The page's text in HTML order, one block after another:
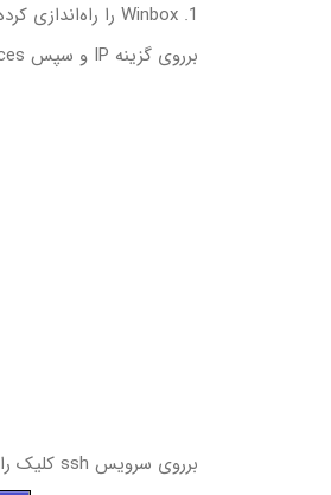
1. Winbox را راه‌اندازی کرده و به روتر متصل شوید.
برروی گزینه IP و سپس services کلیک کنید.
برروی سرویس ssh کلیک راست کرده و Disable را انتخاب نمایید.